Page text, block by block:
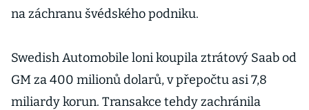
na záchranu švédského podniku.
Swedish Automobile loni koupila ztrátový Saab od
GM za 400 milionů dolarů, v přepočtu asi 7,8
miliardy korun. Transakce tehdy zachránila